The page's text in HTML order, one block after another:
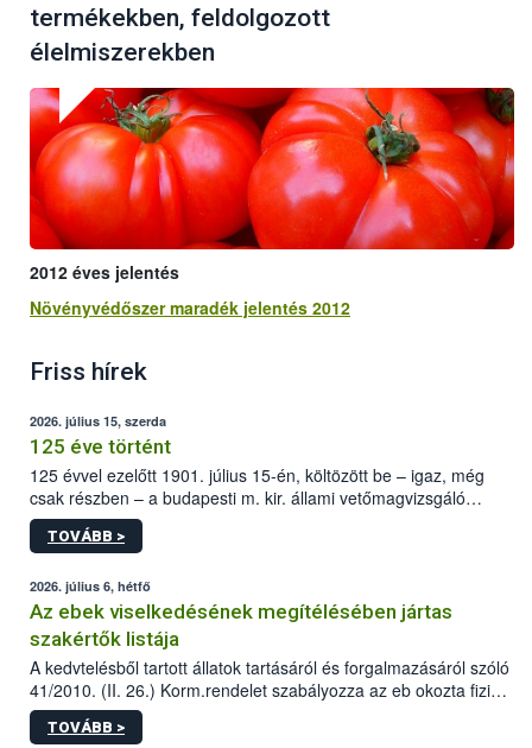
termékekben, feldolgozott
élelmiszerekben
2012 éves jelentés
Növényvédőszer maradék jelentés 2012
Friss hírek
2026. július 15, szerda
125 éve történt
125 évvel ezelőtt 1901. július 15-én, költözött be – igaz, még
csak részben – a budapesti m. kir. állami vetőmagvizsgáló
állomás a Kis Rókus utca 15. szám alatti, Czigler Győző által
tervezett új épületébe.
TOVÁBB >
2026. július 6, hétfő
Az ebek viselkedésének megítélésében jártas
szakértők listája
A kedvtelésből tartott állatok tartásáról és forgalmazásáról szóló
41/2010. (II. 26.) Korm.rendelet szabályozza az eb okozta fizikai
sérülés, illetve ennek veszélye keletkezésekor felmerülő
hatósági feladatokat, valamint a veszélyes eb tartását és annak
TOVÁBB >